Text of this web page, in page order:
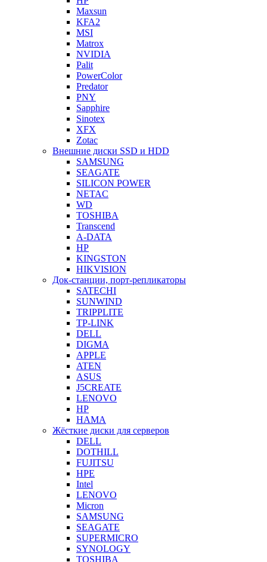
Maxsun
KFA2
MSI
Matrox
NVIDIA
Palit
PowerColor
Predator
PNY
Sapphire
Sinotex
XFX
Zotac
Внешние диски SSD и HDD
SAMSUNG
SEAGATE
SILICON POWER
NETAC
WD
TOSHIBA
Transcend
A-DATA
HP
KINGSTON
HIKVISION
Док-станции, порт-репликаторы
SATECHI
SUNWIND
TRIPPLITE
TP-LINK
DELL
DIGMA
APPLE
ATEN
ASUS
J5CREATE
LENOVO
HP
HAMA
Жёсткие диски для серверов
DELL
DOTHILL
FUJITSU
HPE
Intel
LENOVO
Micron
SAMSUNG
SEAGATE
SUPERMICRO
SYNOLOGY
TOSHIBA